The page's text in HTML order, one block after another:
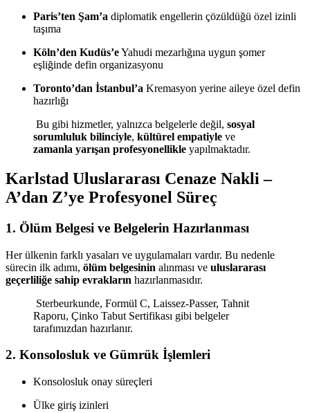
Paris’ten Şam’a diplomatik engellerin çözüldüğü özel izinli
taşıma
Köln’den Kudüs’eYahudi mezarlığına uygun şomer
eşliğinde defin organizasyonu
Toronto’dan İstanbul’a Kremasyon yerine aileye özel defin
hazırlığı
Bu gibi hizmetler, yalnızca belgelerle değil, sosyal
sorumluluk bilinciyle, kültürel empatiyle ve
zamanla yarışan profesyonellikle yapılmaktadır.
Karlstad Uluslararası Cenaze Nakli –
A’dan Z’ye Profesyonel Süreç
1. Ölüm Belgesi ve Belgelerin Hazırlanması
Her ülkenin farklı yasaları ve uygulamaları vardır. Bu nedenle
sürecin ilk adımı, ölüm belgesinin alınması ve uluslararası
geçerliliğe sahip evrakların hazırlanmasıdır.
Sterbeurkunde, Formül C, Laissez-Passer, Tahnit
Raporu, Çinko Tabut Sertifikası gibi belgeler
tarafımızdan hazırlanır.
2. Konsolosluk ve Gümrük İşlemleri
Konsolosluk onay süreçleri
Ülke giriş izinleri